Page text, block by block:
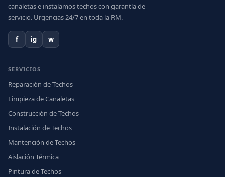
canaletas e instalamos techos con garantía de
servicio. Urgencias 24/7 en toda la RM.
f ig w
SERVICIOS
Reparación de Techos
Limpieza de Canaletas
Construcción de Techos
Instalación de Techos
Mantención de Techos
Aislación Térmica
Pintura de Techos